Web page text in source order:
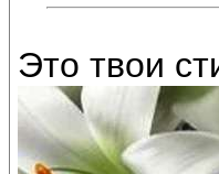
Это твои